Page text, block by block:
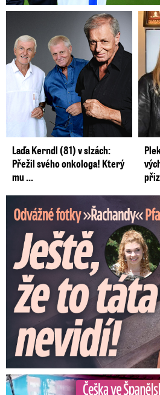
Laďa Kerndl (81) v slzách:
Přežil svého onkologa! Který
mu ...
Odvážné fotky Denisy Pfauserové:
Češka ve Španělsku natočila